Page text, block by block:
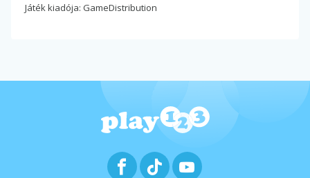
Játék kiadója: GameDistribution